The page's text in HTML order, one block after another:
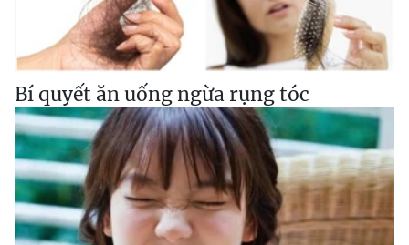
Bí quyết ăn uống ngừa rụng tóc